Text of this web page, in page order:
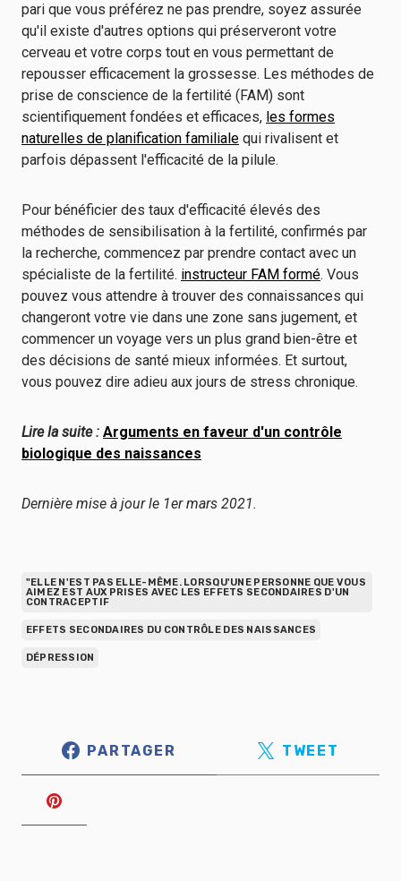
pari que vous préférez ne pas prendre, soyez assurée
qu'il existe d'autres options qui préserveront votre
cerveau et votre corps tout en vous permettant de
repousser efficacement la grossesse. Les méthodes de
prise de conscience de la fertilité (FAM) sont
scientifiquement fondées et efficaces, les formes
naturelles de planification familiale qui rivalisent et
parfois dépassent l'efficacité de la pilule.
Pour bénéficier des taux d'efficacité élevés des
méthodes de sensibilisation à la fertilité, confirmés par
la recherche, commencez par prendre contact avec un
spécialiste de la fertilité. instructeur FAM formé. Vous
pouvez vous attendre à trouver des connaissances qui
changeront votre vie dans une zone sans jugement, et
commencer un voyage vers un plus grand bien-être et
des décisions de santé mieux informées. Et surtout,
vous pouvez dire adieu aux jours de stress chronique.
Lire la suite : Arguments en faveur d'un contrôle
biologique des naissances
Dernière mise à jour le 1er mars 2021.
"ELLE N'EST PAS ELLE-MÊME. LORSQU'UNE PERSONNE QUE VOUS
AIMEZ EST AUX PRISES AVEC LES EFFETS SECONDAIRES D'UN
CONTRACEPTIF
EFFETS SECONDAIRES DU CONTRÔLE DES NAISSANCES
DÉPRESSION
PARTAGER TWEET